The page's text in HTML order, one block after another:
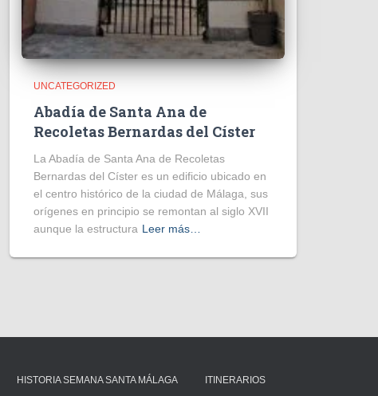
UNCATEGORIZED
Abadía de Santa Ana de
Recoletas Bernardas del Císter
La Abadía de Santa Ana de Recoletas
Bernardas del Císter es un edificio ubicado en
el centro histórico de la ciudad de Málaga, sus
orígenes en principio se remontan al siglo XVII
aunque la estructura Leer más…
HISTORIA SEMANA SANTA MÁLAGA ITINERARIOS